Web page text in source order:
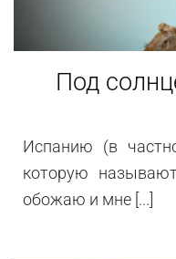
Под
Испанию (в
которую
обожаю и мне [...]